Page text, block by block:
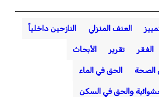
العنف المنزلي النازحين داخلياً
الفقر تقرير الأبحاث
الصحة الحق في الماء
والحق في السكن